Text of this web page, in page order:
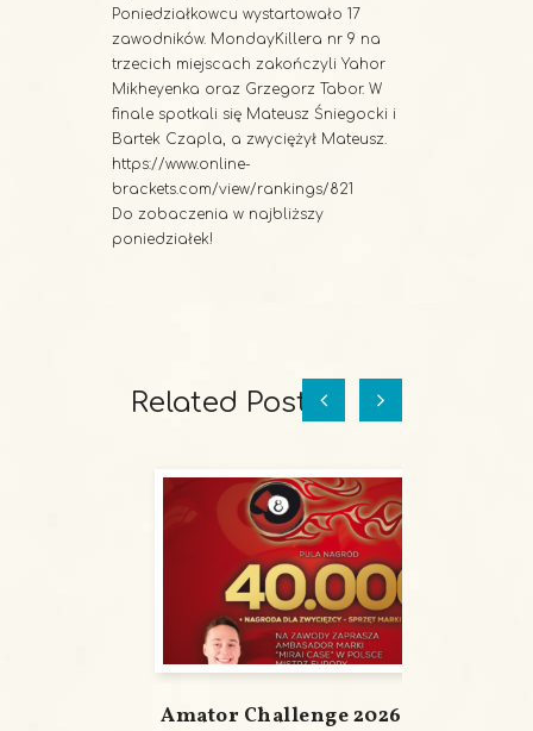
Poniedziałkowcu wystartowało 17
zawodników. MondayKillera nr 9 na
trzecich miejscach zakończyli Yahor
Mikheyenka oraz Grzegorz Tabor. W
finale spotkali się Mateusz Śniegocki i
Bartek Czapla, a zwyciężył Mateusz.
https://www.online-
brackets.com/view/rankings/821
Do zobaczenia w najbliższy
poniedziałek!
Related Posts
Amator Challenge 2026